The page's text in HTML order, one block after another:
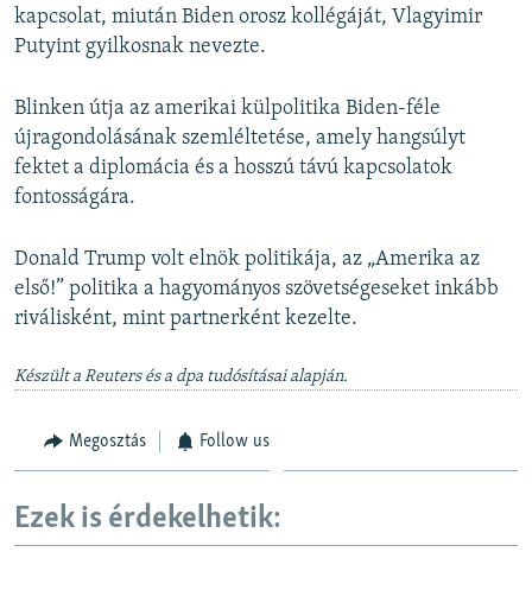
kapcsolat, miután Biden orosz kollégáját, Vlagyimir
Putyint gyilkosnak nevezte.
Blinken útja az amerikai külpolitika Biden-féle
újragondolásának szemléltetése, amely hangsúlyt
fektet a diplomácia és a hosszú távú kapcsolatok
fontosságára.
Donald Trump volt elnök politikája, az „Amerika az
első!” politika a hagyományos szövetségeseket inkább
riválisként, mint partnerként kezelte.
Készült a Reuters és a dpa tudósításai alapján.
Megosztás Follow us
Ezek is érdekelhetik: